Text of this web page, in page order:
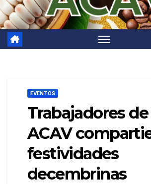
EVENTOS
Trabajadores de
ACAV
festividades
decembrinas